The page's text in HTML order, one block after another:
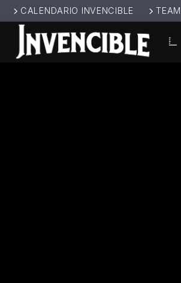
CALENDARIO INVENCIBLE TEAM